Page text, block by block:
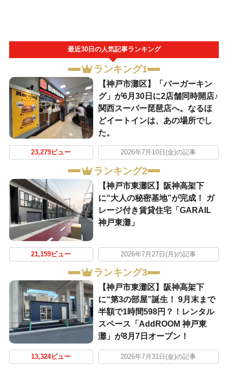
最近30日の人気記事ランキング
ランキング1
【神戸市灘区】「バーガーキン
グ」が6月30日に2店舗同時開店♪
関西スーパー琵琶店へ。なるほ
どイートインは、あの場所でし
た。
23,279ビュー 2026年7月10日(金)の記事
ランキング2
【神戸市東灘区】阪神高架下
に“大人の秘密基地”が完成！ ガ
レージ付き賃貸住宅「GARAIL
神戸東灘」
21,159ビュー 2026年7月27日(月)の記事
ランキング3
【神戸市東灘区】阪神高架下
に“第3の部屋”誕生！ 9月末まで
半額で1時間598円？！レンタル
スペース「AddROOM 神戸東
灘」が8月7日オープン！
13,324ビュー 2026年7月31日(金)の記事